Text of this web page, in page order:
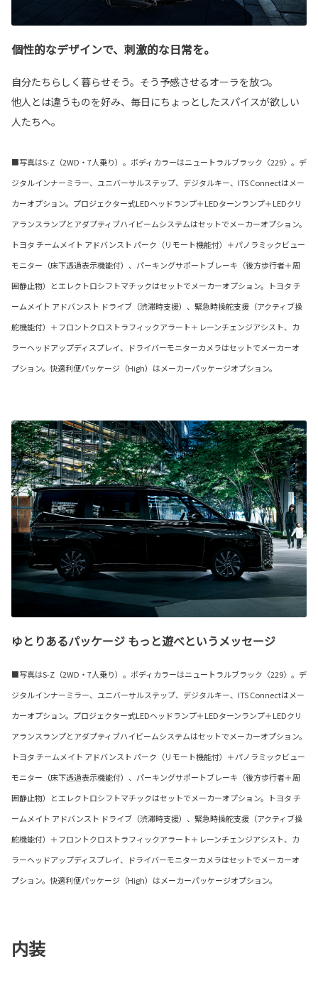
個性的なデザインで、刺激的な日常を。
自分たちらしく暮らせそう。そう予感させるオーラを放つ。
他人とは違うものを好み、毎日にちょっとしたスパイスが欲しい
人たちへ。
■写真はS-Z（2WD・7人乗り）。ボディカラーはニュートラルブラック〈229〉。デ
ジタルインナーミラー、ユニバーサルステップ、デジタルキー、ITS Connectはメー
カーオプション。プロジェクター式LEDヘッドランプ＋LEDターンランプ＋LEDクリ
アランスランプとアダプティブハイビームシステムはセットでメーカーオプション。
トヨタ チームメイト アドバンスト パーク（リモート機能付）＋パノラミックビュー
モニター（床下透過表示機能付）、パーキングサポートブレーキ（後方歩行者＋周
囲静止物）とエレクトロシフトマチックはセットでメーカーオプション。トヨタ チ
ームメイト アドバンスト ドライブ（渋滞時支援）、緊急時操舵支援（アクティブ操
舵機能付）＋フロントクロストラフィックアラート＋レーンチェンジアシスト、カ
ラーヘッドアップディスプレイ、ドライバーモニターカメラはセットでメーカーオ
プション。快適利便パッケージ（High）はメーカーパッケージオプション。
ゆとりあるパッケージ もっと遊べというメッセージ
■写真はS-Z（2WD・7人乗り）。ボディカラーはニュートラルブラック〈229〉。デ
ジタルインナーミラー、ユニバーサルステップ、デジタルキー、ITS Connectはメー
カーオプション。プロジェクター式LEDヘッドランプ＋LEDターンランプ＋LEDクリ
アランスランプとアダプティブハイビームシステムはセットでメーカーオプション。
トヨタ チームメイト アドバンスト パーク（リモート機能付）＋パノラミックビュー
モニター（床下透過表示機能付）、パーキングサポートブレーキ（後方歩行者＋周
囲静止物）とエレクトロシフトマチックはセットでメーカーオプション。トヨタ チ
ームメイト アドバンスト ドライブ（渋滞時支援）、緊急時操舵支援（アクティブ操
舵機能付）＋フロントクロストラフィックアラート＋レーンチェンジアシスト、カ
ラーヘッドアップディスプレイ、ドライバーモニターカメラはセットでメーカーオ
プション。快適利便パッケージ（High）はメーカーパッケージオプション。
内装